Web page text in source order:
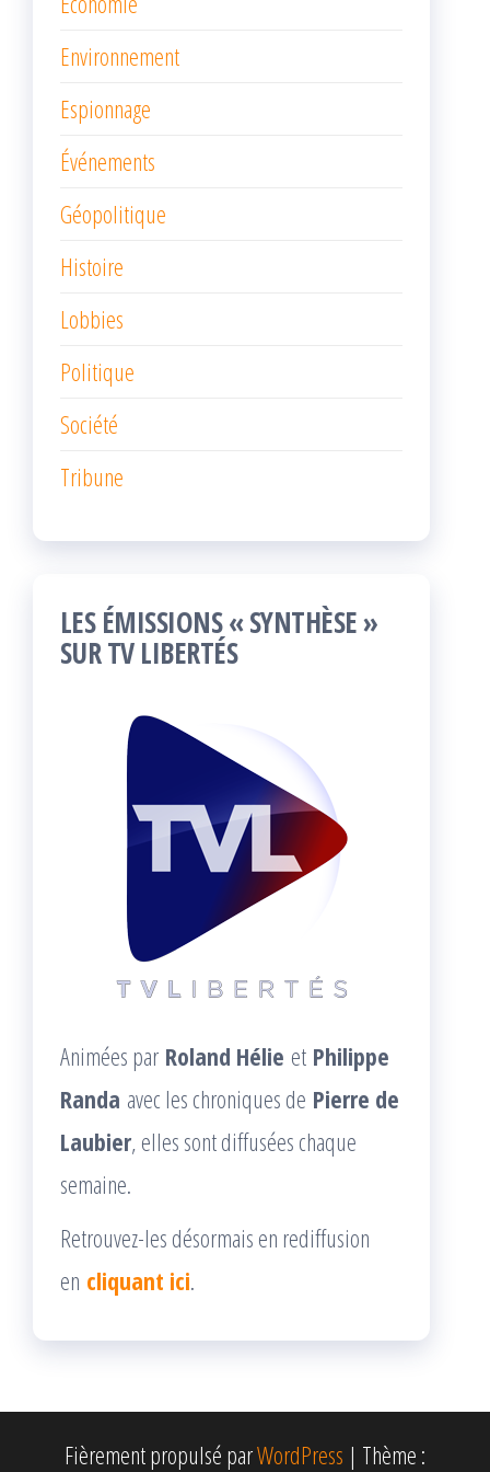
Environnement
Espionnage
Événements
Géopolitique
Histoire
Lobbies
Politique
Société
Tribune
LES ÉMISSIONS « SYNTHÈSE »
SUR TV LIBERTÉS
Animées par Roland Hélie et Philippe
Randa avec les chroniques de Pierre de
Laubier, elles sont diffusées chaque
semaine.
Retrouvez-les désormais en rediffusion
en cliquant ici.
Fièrement propulsé parWordPress | Thème :